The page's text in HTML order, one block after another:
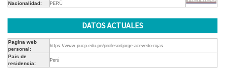
Nacionalidad: PERÚ
DATOS ACTUALES
Pagina web
personal:
https://www.pucp.edu.pe/profesor/jorge-acevedo-rojas
Pais de
residencia:
Perú